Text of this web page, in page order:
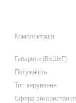
Комплектація
Габарити (ВхШхГ)
Потужність
Тип керування
Сфера використання